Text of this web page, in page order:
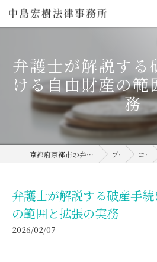
弁護士が解説する
ける自由財産の範
務
京都府京都市の弁護士なら中島宏樹法律事務所 ブログ コラム
弁護士が解説する破産手
の範囲と拡張の実務
2026/02/07